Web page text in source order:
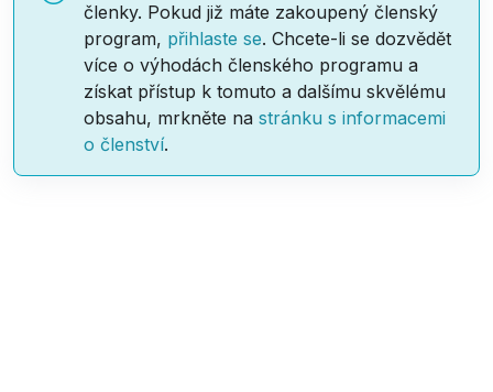
členky. Pokud již máte zakoupený členský
program, přihlaste se. Chcete-li se dozvědět
více o výhodách členského programu a
získat přístup k tomuto a dalšímu skvělému
obsahu, mrkněte na stránku s informacemi
o členství.